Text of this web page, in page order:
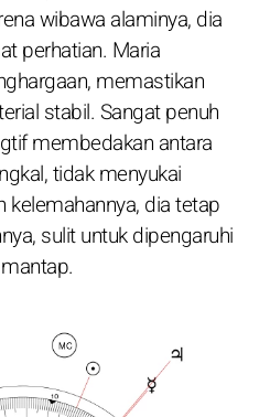
wibawa alaminya, dia
perhatian. Maria
memastikan
stabil. Sangat penuh
membedakan antara
tidak menyukai
kelemahannya, dia tetap
sulit untuk dipengaruhi